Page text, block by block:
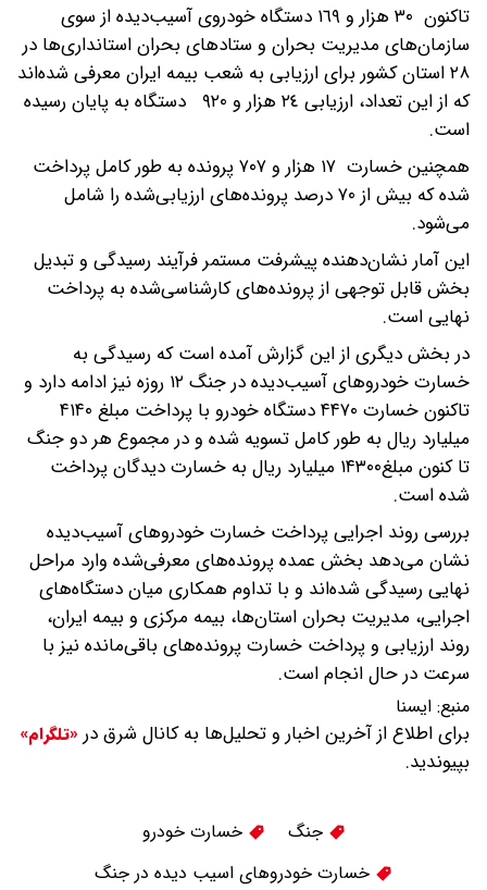
تاکنون ٣٠ هزار و ١٦٩ دستگاه خودروی آسیب‌دیده از سوی
سازمان‌های مدیریت بحران و ستادهای بحران استانداری‌ها در
۲۸ استان کشور برای ارزیابی به شعب بیمه ایران معرفی شده‌اند
که از این تعداد، ارزیابی ٢٤ هزار و ٩٢٠ دستگاه به پایان رسیده
است.
همچنین خسارت ١٧ هزار و ٧٠٧ پرونده به طور کامل پرداخت
شده که بیش از ۷۰ درصد پرونده‌های ارزیابی‌شده را شامل
می‌شود.
این آمار نشان‌دهنده پیشرفت مستمر فرآیند رسیدگی و تبدیل
بخش قابل توجهی از پرونده‌های کارشناسی‌شده به پرداخت
نهایی است.
در بخش دیگری از این گزارش آمده است که رسیدگی به
خسارت خودروهای آسیب‌دیده در جنگ ۱۲ روزه نیز ادامه دارد و
تاکنون خسارت ۴۴۷۰ دستگاه خودرو با پرداخت مبلغ ۴۱۴۰
میلیارد ریال به طور کامل تسویه شده و در مجموع هر دو جنگ
تا کنون مبلغ۱۴۳۰۰ میلیارد ریال به خسارت دیدگان پرداخت
شده است.
بررسی روند اجرایی پرداخت خسارت خودروهای آسیب‌دیده
نشان می‌دهد بخش عمده پرونده‌های معرفی‌شده وارد مراحل
نهایی رسیدگی شده‌اند و با تداوم همکاری میان دستگاه‌های
اجرایی، مدیریت بحران استان‌ها، بیمه مرکزی و بیمه ایران،
روند ارزیابی و پرداخت خسارت پرونده‌های باقی‌مانده نیز با
سرعت در حال انجام است.
منبع: ايسنا
برای اطلاع از آخرین اخبار و تحلیل‌ها به کانال شرق در «تلگرام»
بپیوندید.
جنگ
خسارت خودرو
خسارت خودروهای اسیب دیده در جنگ